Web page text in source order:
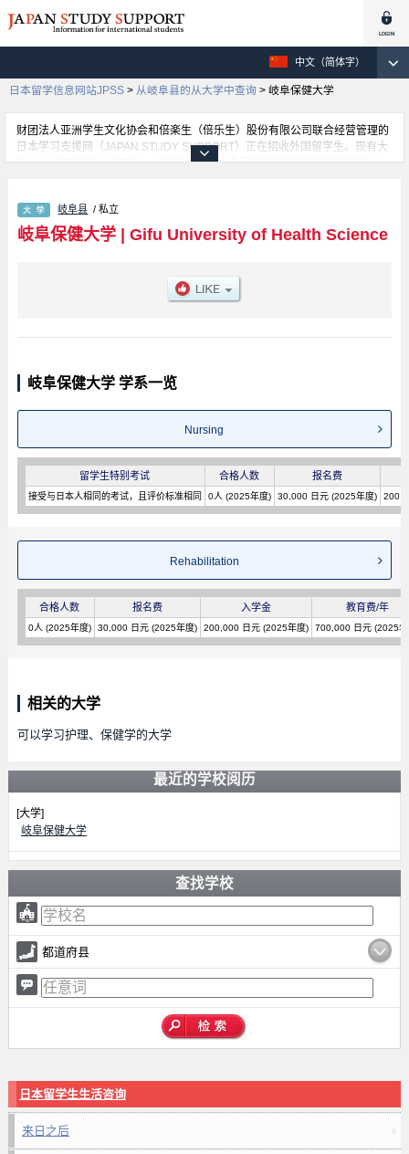
中文（简体字）
日本留学信息网站JPSS > 从岐阜县的从大学中查询 > 岐阜保健大学
财团法人亚洲学生文化协会和倍楽生（倍乐生）股份有限公司联合经营管理的
日本学习支援网（JAPAN STUDY SUPPORT）正在招收外国留学生。现有大
约1300个学校的大学学部、大学院、短大、专门学校的招生信息正登载于此
学部等各学部的不同信息。招收名额、合格人数等考试信息，以及设施介绍、
联系方式等外国留学生必要的信息都登载于此，请务必查阅和利用此网。
岐阜县 / 私立
岐阜保健大学| Gifu University of Health Science
岐阜保健大学 学系一览
Nursing
留学生特别考试 合格人数 报名费
接受与日本人相同的考试，且评价标准相同 0人 (2025年度) 30,000 日元 (2025年度)
Rehabilitation
合格人数 报名费 入学金 教育费/年
0人 (2025年度) 30,000 日元 (2025年度) 200,000 日元 (2025年度) 700,000 日元 (2025年
相关的大学
可以学习护理、保健学的大学
最近的学校阅历
[大学]
岐阜保健大学
查找学校
都道府县
日本留学生生活咨询
来日之后